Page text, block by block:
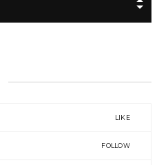
LIKE
FOLLOW